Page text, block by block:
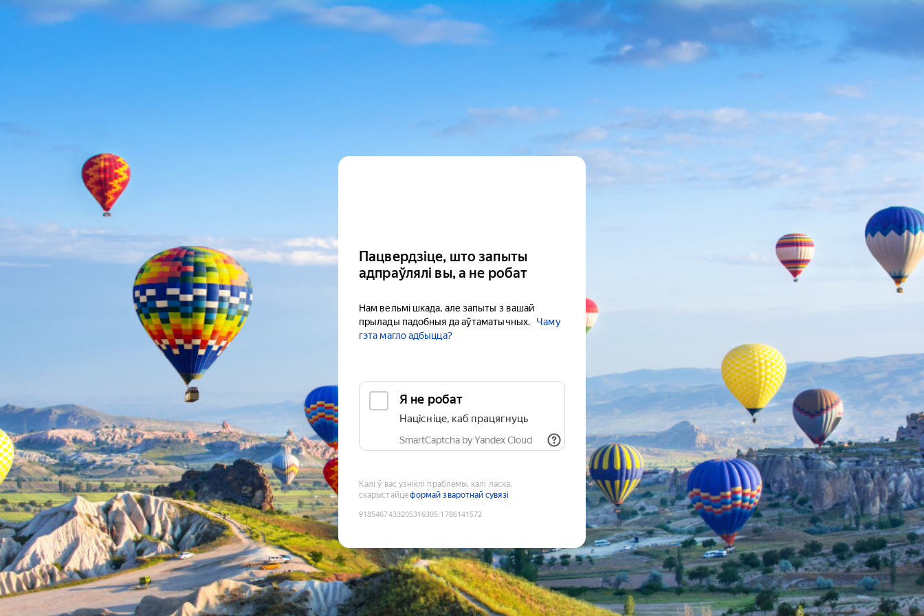
Пацвердзіце, што запыты
адпраўлялі вы, а не робат
Нам вельмі шкада, але запыты з вашай
прылады падобныя да аўтаматычных.
Чаму
гэта магло адбыцца?
Я не робат
Націсніце, каб працягнуць
SmartCaptcha by Yandex Cloud
Калі ў вас узніклі праблемы, калі ласка,
скарыстайцеформай зваротнай сувязі
9185467433205316305:1786141572